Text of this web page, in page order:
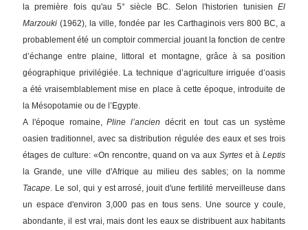
la première fois qu'au 5° siècle BC. Selon l'historien tunisien El
Marzouki (1962), la ville, fondée par les Carthaginois vers 800 BC, a
probablement été un comptoir commercial jouant la fonction de centre
d’échange entre plaine, littoral et montagne, grâce à sa position
géographique privilégiée. La technique d’agriculture irriguée d’oasis
a été vraisemblablement mise en place à cette époque, introduite de
la Mésopotamie ou de l’Egypte.
A l'époque romaine,Pline l’ancien décrit en tout cas un système
oasien traditionnel, avec sa distribution régulée des eaux et ses trois
étages de culture: «On rencontre, quand on va auxSyrtes et à Leptis
la Grande, une ville d'Afrique au milieu des sables; on la nomme
Tacape. Le sol, qui y est arrosé, jouit d'une fertilité merveilleuse dans
un espace d'environ 3,000 pas en tous sens. Une source y coule,
abondante, il est vrai, mais dont les eaux se distribuent aux habitants